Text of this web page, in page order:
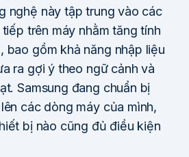
nghệ này tập trung vào các
trên máy nhằm tăng tính
bao gồm khả năng nhập liệu
ra gợi ý theo ngữ cảnh và
Samsung đang chuẩn bị
các dòng máy của mình,
bị nào cũng đủ điều kiện